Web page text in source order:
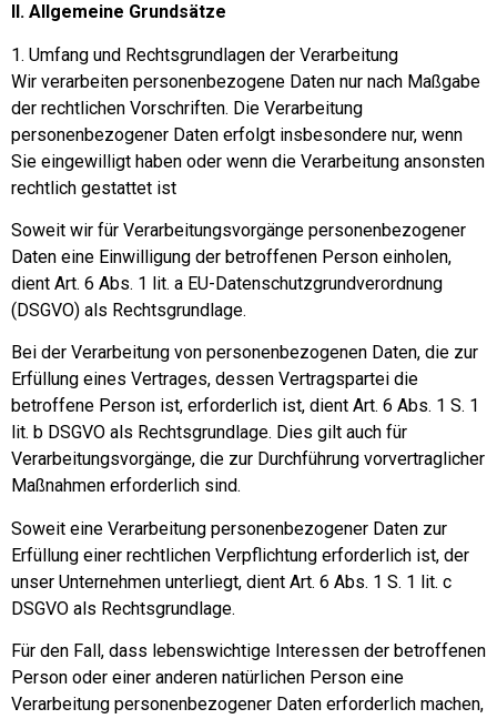
II. Allgemeine Grundsätze
1. Umfang und Rechtsgrundlagen der Verarbeitung
Wir verarbeiten personenbezogene Daten nur nach Maßgabe
der rechtlichen Vorschriften. Die Verarbeitung
personenbezogener Daten erfolgt insbesondere nur, wenn
Sie eingewilligt haben oder wenn die Verarbeitung ansonsten
rechtlich gestattet ist
Soweit wir für Verarbeitungsvorgänge personenbezogener
Daten eine Einwilligung der betroffenen Person einholen,
dient Art. 6 Abs. 1 lit. a EU-Datenschutzgrundverordnung
(DSGVO) als Rechtsgrundlage.
Bei der Verarbeitung von personenbezogenen Daten, die zur
Erfüllung eines Vertrages, dessen Vertragspartei die
betroffene Person ist, erforderlich ist, dient Art. 6 Abs. 1 S. 1
lit. b DSGVO als Rechtsgrundlage. Dies gilt auch für
Verarbeitungsvorgänge, die zur Durchführung vorvertraglicher
Maßnahmen erforderlich sind.
Soweit eine Verarbeitung personenbezogener Daten zur
Erfüllung einer rechtlichen Verpflichtung erforderlich ist, der
unser Unternehmen unterliegt, dient Art. 6 Abs. 1 S. 1 lit. c
DSGVO als Rechtsgrundlage.
Für den Fall, dass lebenswichtige Interessen der betroffenen
Person oder einer anderen natürlichen Person eine
Verarbeitung personenbezogener Daten erforderlich machen,